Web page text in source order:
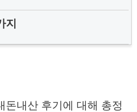
지
돈내산 후기에 대해 총정